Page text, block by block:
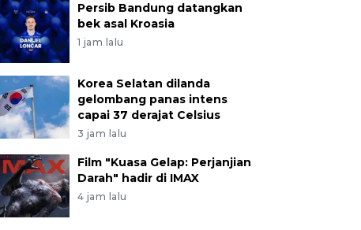
Persib Bandung datangkan
bek asal Kroasia
1 jam lalu
Korea Selatan dilanda
gelombang panas intens
capai 37 derajat Celsius
3 jam lalu
Film "Kuasa Gelap: Perjanjian
Darah" hadir di IMAX
4 jam lalu